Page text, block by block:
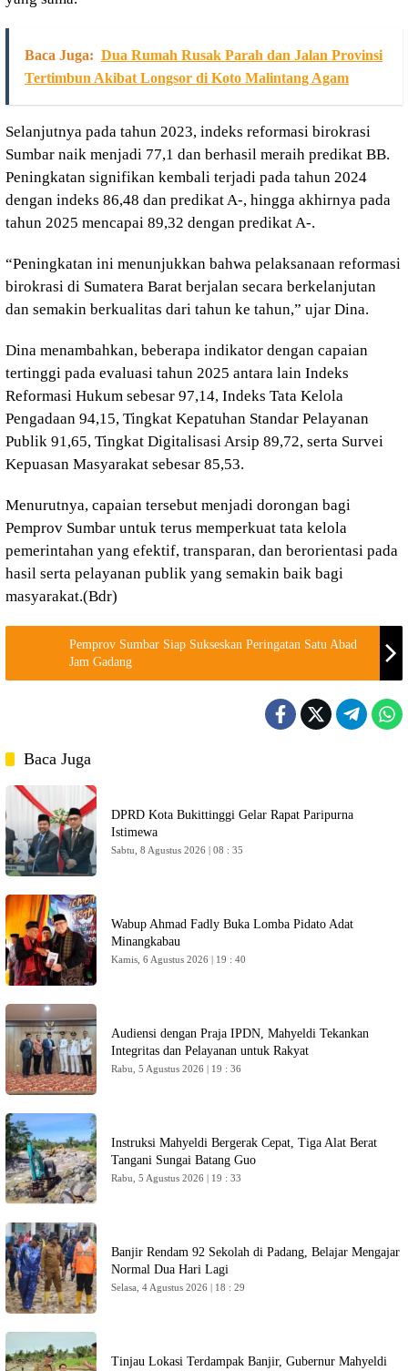
Baca Juga: Dua Rumah Rusak Parah dan Jalan Provinsi
Tertimbun Akibat Longsor di Koto Malintang Agam
Selanjutnya pada tahun 2023, indeks reformasi birokrasi
Sumbar naik menjadi 77,1 dan berhasil meraih predikat BB.
Peningkatan signifikan kembali terjadi pada tahun 2024
dengan indeks 86,48 dan predikat A-, hingga akhirnya pada
tahun 2025 mencapai 89,32 dengan predikat A-.
“Peningkatan ini menunjukkan bahwa pelaksanaan reformasi
birokrasi di Sumatera Barat berjalan secara berkelanjutan
dan semakin berkualitas dari tahun ke tahun,” ujar Dina.
Dina menambahkan, beberapa indikator dengan capaian
tertinggi pada evaluasi tahun 2025 antara lain Indeks
Reformasi Hukum sebesar 97,14, Indeks Tata Kelola
Pengadaan 94,15, Tingkat Kepatuhan Standar Pelayanan
Publik 91,65, Tingkat Digitalisasi Arsip 89,72, serta Survei
Kepuasan Masyarakat sebesar 85,53.
Menurutnya, capaian tersebut menjadi dorongan bagi
Pemprov Sumbar untuk terus memperkuat tata kelola
pemerintahan yang efektif, transparan, dan berorientasi pada
hasil serta pelayanan publik yang semakin baik bagi
masyarakat.(Bdr)
Pemprov Sumbar Siap Sukseskan Peringatan Satu Abad
Jam Gadang
Baca Juga
DPRD Kota Bukittinggi Gelar Rapat Paripurna
Istimewa
Sabtu, 8 Agustus 2026 | 08 : 35
Wabup Ahmad Fadly Buka Lomba Pidato Adat
Minangkabau
Kamis, 6 Agustus 2026 | 19 : 40
Audiensi dengan Praja IPDN, Mahyeldi Tekankan
Integritas dan Pelayanan untuk Rakyat
Rabu, 5 Agustus 2026 | 19 : 36
Instruksi Mahyeldi Bergerak Cepat, Tiga Alat Berat
Tangani Sungai Batang Guo
Rabu, 5 Agustus 2026 | 19 : 33
Banjir Rendam 92 Sekolah di Padang, Belajar Mengajar
Normal Dua Hari Lagi
Selasa, 4 Agustus 2026 | 18 : 29
Tinjau Lokasi Terdampak Banjir, Gubernur Mahyeldi